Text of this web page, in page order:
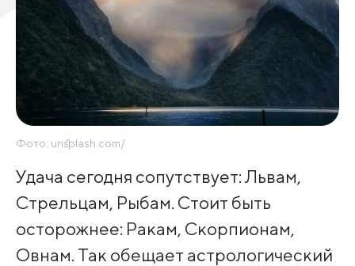
Фото: unsplash.com/
Удача сегодня сопутствует: Львам,
Стрельцам, Рыбам. Стоит быть
осторожнее: Ракам, Скорпионам,
Овнам. Так обещает астрологический